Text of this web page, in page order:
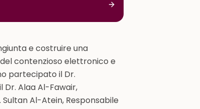
e costruire una
contenzioso elettronico e
partecipato il Dr.
Dr. Alaa Al-Fawair,
Al-Atein, Responsabile